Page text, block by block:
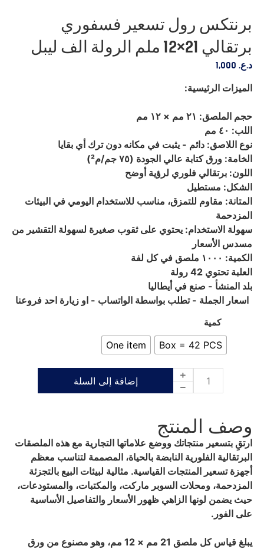
برنتكس رول تسعير فسفوري
برتقالي 21×12 ملم الرولة الف ليبل
د.ع.
الميزات الرئيسية:
حجم الملصق: ٢١ مم × ١٢ مم
اللب: ٤٠ مم
نوع اللاصق: دائم - يثبت في مكانه دون ترك أي بقايا
الخامة: ورق كتابة عالي الجودة (٧٥ جم/م²)
اللون: برتقالي فلوري لرؤية أوضح
الشكل: مستطيل
المتانة: مقاوم للتمزق، مناسب للاستخدام اليومي في البيئات
المزدحمة
سهولة الاستخدام: يحتوي على ثقوب صغيرة لسهولة التقشير من
مسدس الأسعار
الكمية: ١٠٠٠ ملصق في كل لفة
العلبة تحتوي 42 رولة
بلد المنشأ - صنع في أيطاليا
اسعار الجملة - تطلب بواسطة الواتساب - او زيارة احد فروعنا
كمية
Box = 42 PCS
One item
إضافة إلى السلة
وصف المنتج
ارتقِ بتسعير منتجاتك ووضع علاماتها التجارية مع هذه الملصقات
البرتقالية الفلورية النابضة بالحياة، المصممة لتناسب معظم
أجهزة تسعير المنتجات القياسية. مثالية لبيئات البيع بالتجزئة
المزدحمة، ومحلات السوبر ماركت، والمكتبات، والمستودعات،
حيث يضمن لونها الزاهي ظهور الأسعار والتفاصيل الأساسية
على الفور.
يبلغ قياس كل ملصق 21 مم × 12 مم، وهو مصنوع من ورق